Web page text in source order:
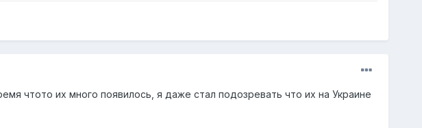
чтото их много появилось, я даже стал подозревать что их на Украине